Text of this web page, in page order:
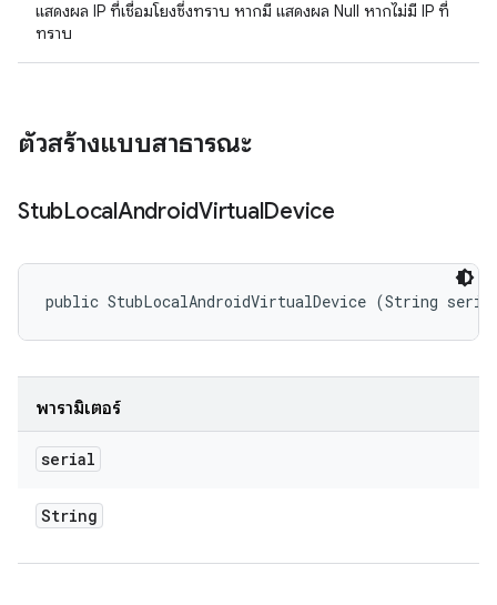
แสดงผล IP ที่เชื่อมโยงซึ่งทราบ หากมี แสดงผล Null หากไม่มี IP ที่
ทราบ
ตัวสร้างแบบสาธารณะ
StubLocalAndroidVirtualDevice
public StubLocalAndroidVirtualDevice (String
พารามิเตอร์
serial
String